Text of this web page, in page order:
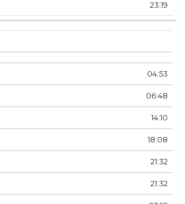
23:19
04:53
06:48
14:10
18:08
21:32
21:32